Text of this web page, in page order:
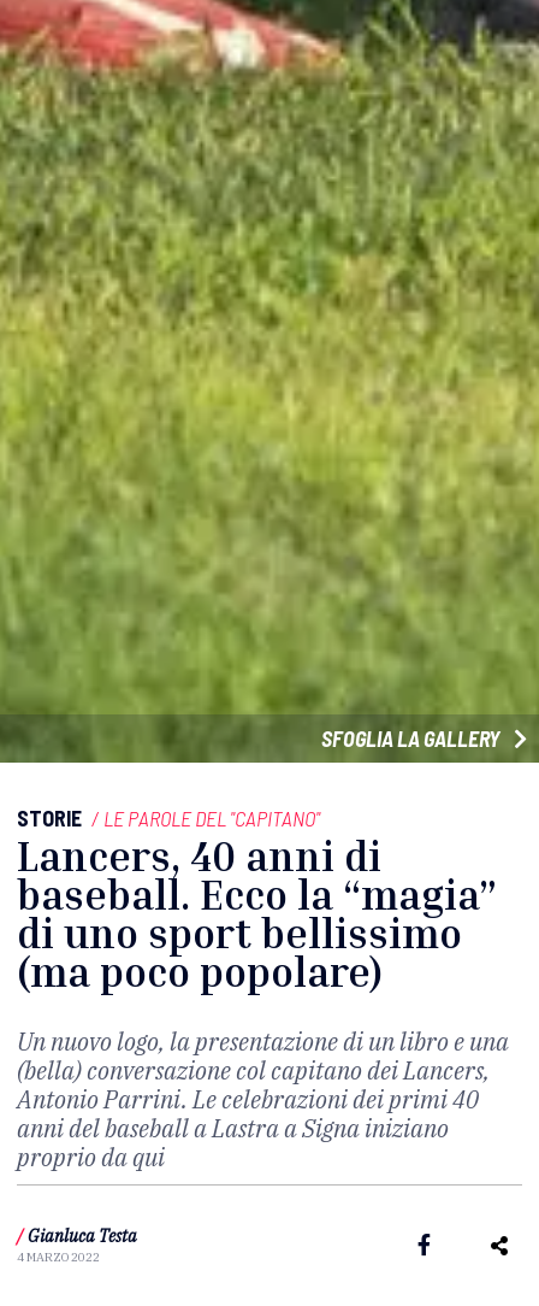
SFOGLIA LA GALLERY
STORIE / LE PAROLE DEL "CAPITANO"
Lancers, 40 anni di
baseball. Ecco la “magia”
di uno sport bellissimo
(ma poco popolare)
Un nuovo logo, la presentazione di un libro e una
(bella) conversazione col capitano dei Lancers,
Antonio Parrini. Le celebrazioni dei primi 40
anni del baseball a Lastra a Signa iniziano
proprio da qui
/ Gianluca Testa
4 MARZO 2022